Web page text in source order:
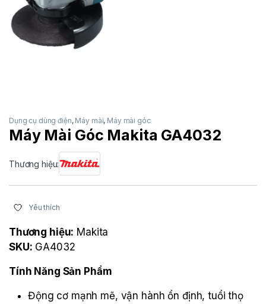
Dụng cụ dùng điện, Máy mài, Máy mài góc
Máy Mài Góc Makita GA4032
Thương hiệu:
Yêu thích
Thương hiệu: Makita
SKU: GA4032
Tính Năng Sản Phẩm
Động cơ mạnh mẽ, vận hành ổn định, tuổi thọ